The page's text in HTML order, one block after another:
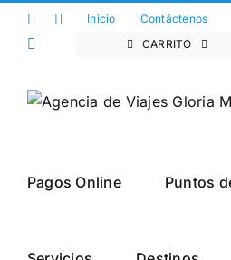
Saltar Facebook
Twitter
Inicio Contáctenos
CARRITO
Pagos Online Puntos